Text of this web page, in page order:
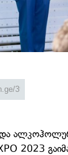
და
2023